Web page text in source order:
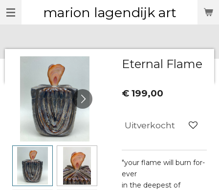
Ga
hoofdinhoud
marion lagendijk art
Eternal Flame
€ 199,00
Uitverkocht
"your flame will burn for-
ever
in the deepest of